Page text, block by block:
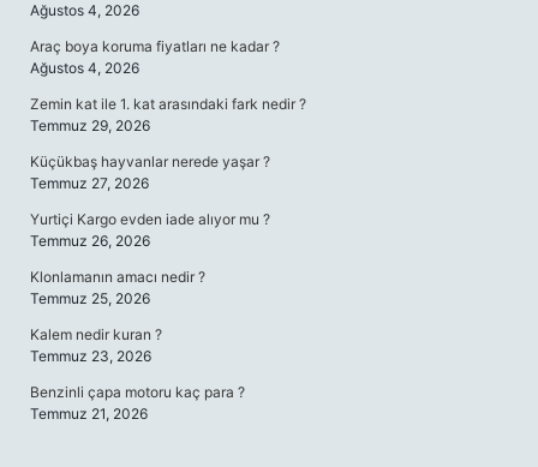
Ağustos 4, 2026
Araç boya koruma fiyatları ne kadar ?
Ağustos 4, 2026
Zemin kat ile 1. kat arasındaki fark nedir ?
Temmuz 29, 2026
Küçükbaş hayvanlar nerede yaşar ?
Temmuz 27, 2026
Yurtiçi Kargo evden iade alıyor mu ?
Temmuz 26, 2026
Klonlamanın amacı nedir ?
Temmuz 25, 2026
Kalem nedir kuran ?
Temmuz 23, 2026
Benzinli çapa motoru kaç para ?
Temmuz 21, 2026